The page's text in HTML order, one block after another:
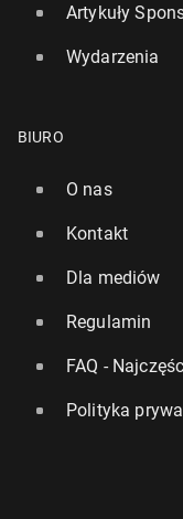
Artykuły
Wydarzenia
BIURO
O nas
Kontakt
Dla mediów
Regulamin
FAQ -
Polityka